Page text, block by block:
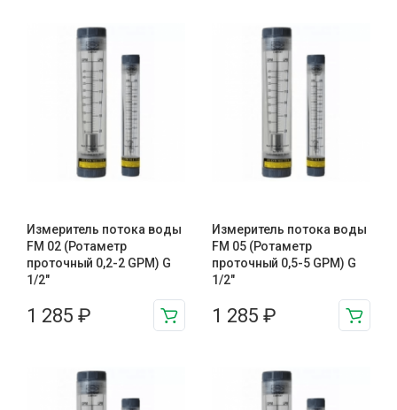
Измеритель потока воды
FM 02 (Ротаметр
проточный 0,2-2 GPM) G
1/2″
1 285 ₽
Измеритель потока воды
FM 05 (Ротаметр
проточный 0,5-5 GPM) G
1/2″
1 285 ₽